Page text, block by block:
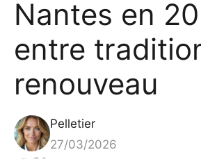
Nantes en
entre
renouveau
Pelletier
27/03/2026